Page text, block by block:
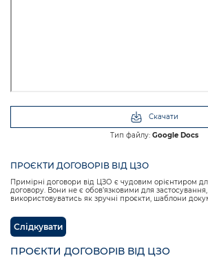
Скачати
Тип файлу: Google Docs
ПРОЄКТИ ДОГОВОРІВ ВІД ЦЗО
Примірні договори від ЦЗО є чудовим орієнтиром
договору. Вони не є обовʼязковими для
використовуватись як зручні проєкти, шаблони
Слідкувати
ПРОЄКТИ ДОГОВОРІВ ВІД ЦЗО